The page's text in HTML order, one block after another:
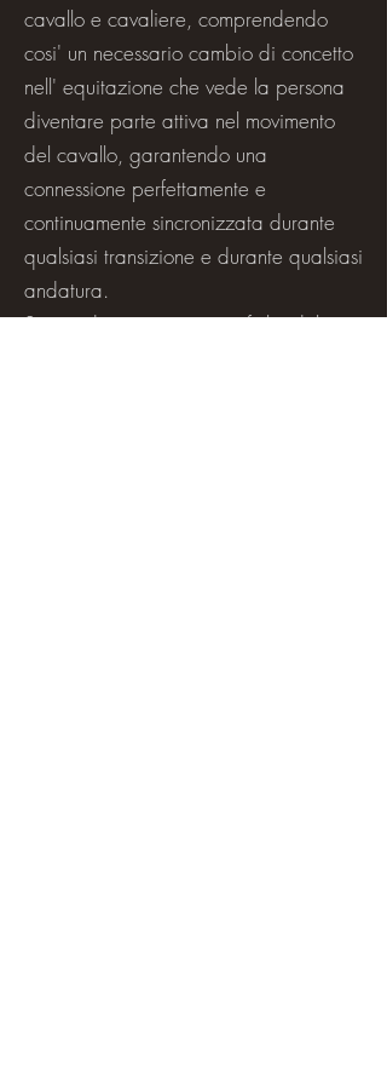
cavallo e cavaliere, comprendendo
cosi' un necessario cambio di concetto
nell' equitazione che vede la persona
diventare parte attiva nel movimento
del cavallo, garantendo una
connessione perfettamente e
continuamente sincronizzata durante
qualsiasi transizione e durante qualsiasi
andatura.
Si intendono nozioni specifiche del